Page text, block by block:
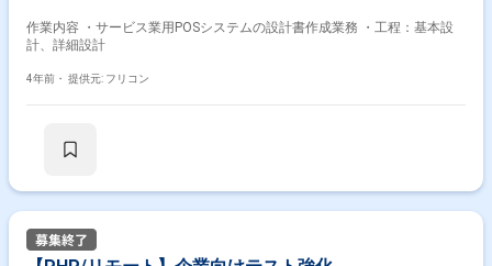
作業内容 ・サービス業用POSシステムの設計書作成業務 ・工程：基本設
計、詳細設計
4年前・ 提供元: フリコン